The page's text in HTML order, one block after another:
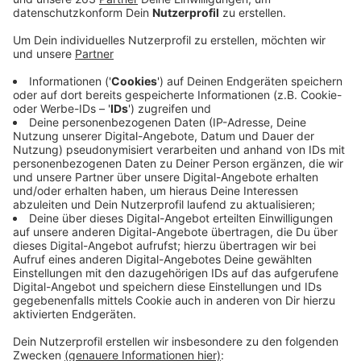
Siegener „Lÿz“: per Livestream. Am heutigen
www.der-virtuelle-hut.deauf Smartphone, Tablet oder
Smart-TV angesehen werden können. Um 15 Uhr ist
das "Kinderprogramm 6" mit Oliver Steller ein
spannender und spaßiger Netflix-Ersatz für Kinder ab 4
Jahren. Wenn Oliver Steller mit seiner Gitarre Frieda
spielt, singt, rappt, zaubert und Quatsch macht, leben
Gedichte auf und zeigen, was sie können! Ab 20:15 Uhr
wird es ebenfalls höchst unterhaltsam und spaßig -
dann für Erwachsene. Denn Oliver Stellers
Interpretationen von Texten des Satirikers Robert
Gernhardt unter dem Titel „hell & schnell“ richten sich
deutlich an Menschen über 18 Jahre. www.der-
virtuelle-hut.de ist eine Benefizaktion, um heimische
Künstler in der Zeit der Corona-Pandemie zu
unterstützen. Auf der Seite gibt es deshalb auch einen
Spendenbutton.